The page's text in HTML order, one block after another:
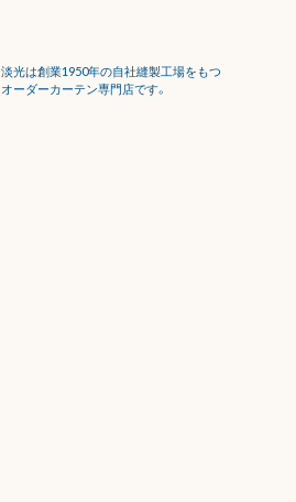
淡光は創業1950年の自社縫製工場をもつ
オーダーカーテン専門店です。